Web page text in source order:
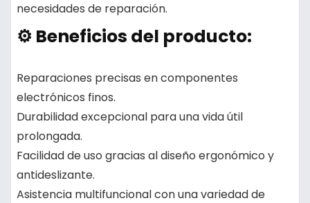
necesidades de reparación.
⚙️ Beneficios del producto:
Reparaciones precisas en componentes
electrónicos finos.
Durabilidad excepcionalpara una vida útil
prolongada.
Facilidad de uso gracias al diseño ergonómico y
antideslizante.
Asistencia multifuncionalcon una variedad de